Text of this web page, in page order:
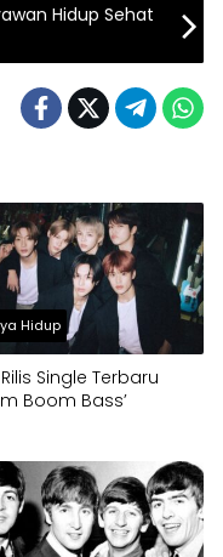
Hidup Sehat
Hidup
Rilis Single Terbaru
Boom Bass’